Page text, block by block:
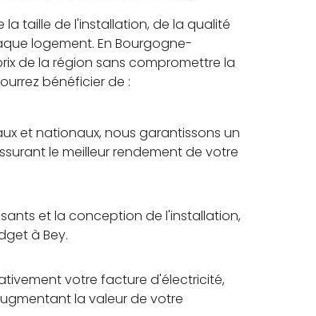
taille de l'installation, de la qualité
logement. En Bourgogne-
de la région sans compromettre la
bénéficier de :
et nationaux, nous garantissons un
le meilleur rendement de votre
et la conception de l'installation,
à Bey.
votre facture d'électricité,
la valeur de votre